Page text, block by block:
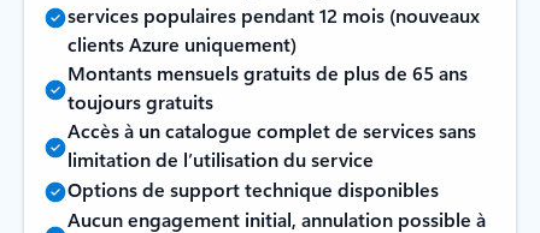
services populaires pendant 12 mois (nouveaux
clients Azure uniquement)
Montants mensuels gratuits de plus de 65 ans
toujours gratuits
Accès à un catalogue complet de services sans
limitation de l’utilisation du service
Options de support technique disponibles
Aucun engagement initial, annulation possible à